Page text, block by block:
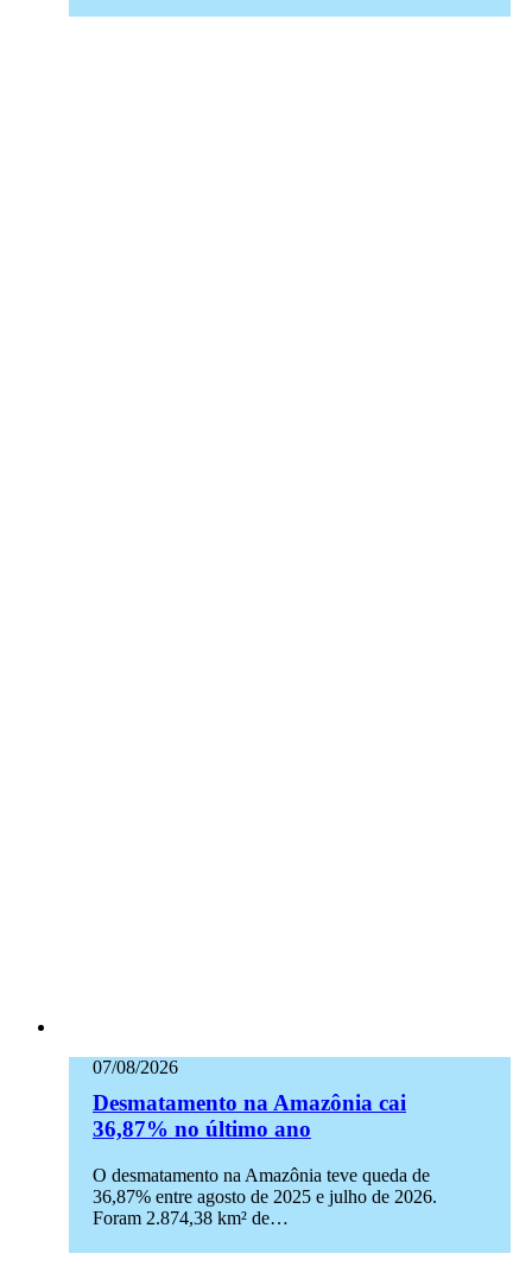
07/08/2026
Desmatamento na Amazônia cai
36,87% no último ano
O desmatamento na Amazônia teve queda de
36,87% entre agosto de 2025 e julho de 2026.
Foram 2.874,38 km² de…